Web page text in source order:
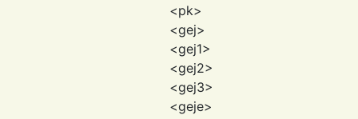
<pk>
<gej>
<gej1>
<gej2>
<gej3>
<geje>